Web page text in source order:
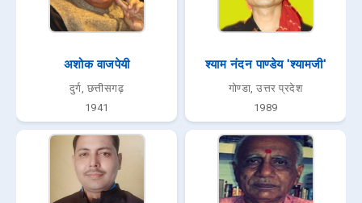
अशोक वाजपेयी
दुर्ग, छत्तीसगढ़
1941
श्याम नंदन पाण्डेय 'श्यामजी'
गोण्डा, उत्तर प्रदेश
1989